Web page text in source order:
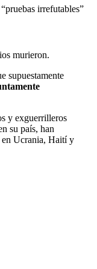
irrefutables”
murieron.
supuestamente
y exguerrilleros
su país, han
en Ucrania, Haití y